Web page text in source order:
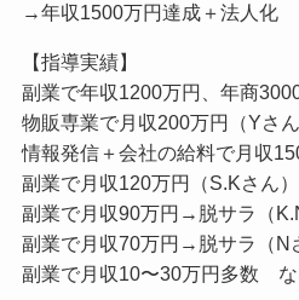
→年収1500万円達成＋法人化
【指導実績】
副業で年収1200万円、年商
物販専業で月収200万円（Yさん
情報発信＋会社の給料で月収
副業で月収120万円（S.Kさん）
副業で月収90万円→脱サラ（
副業で月収70万円→脱サラ（N
副業で月収10〜30万円多数